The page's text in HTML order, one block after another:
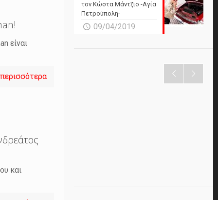
είναι
και
τον Κώστα Μάντζιο -Αγία
Πετρούπολη-
09/04/2019